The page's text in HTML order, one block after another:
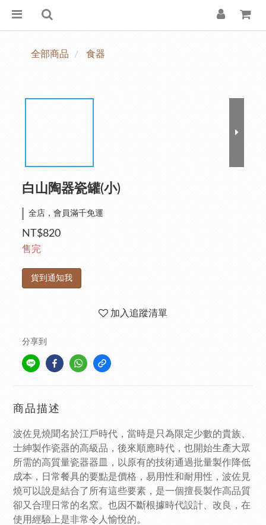
全部商品 食器
白山陶器瓷罐(小)
全店，會員滿千免運
NT$820
售完
貨到通知我
加入追蹤清單
分享到
商品描述
波佐見燒聞名於江戶時代，當時是只為限定少數的貴族、
士紳製作瓷器的高級品，後來順應時代，也開始生產大眾
所需的高質量瓷器器皿，以原有的技術通過批量製作降低
成本，日常餐具的要點是價格，易用性和耐用性，波佐見
燒可以說是結合了所有這些要素，是一個擅長製作高品質
卻又合理日常的名窯。也因不斷根據時代設計、改良，在
使用經驗上是非常令人愉悅的。